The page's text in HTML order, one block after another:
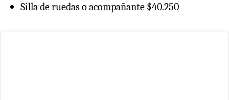
Silla de ruedas o acompañante $40.250